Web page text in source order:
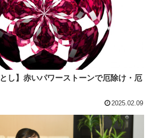
とし】赤いパワーストーンで厄除け・厄
2025.02.09